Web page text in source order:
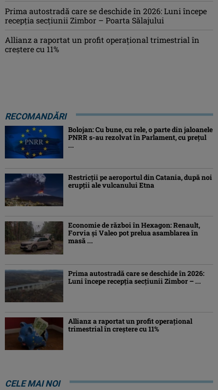
Prima autostradă care se deschide în 2026: Luni începe
recepția secțiunii Zimbor – Poarta Sălajului
Allianz a raportat un profit operaţional trimestrial în
creștere cu 11%
RECOMANDĂRI
Bolojan: Cu bune, cu rele, o parte din jaloanele
PNRR s-au rezolvat în Parlament, cu preţul
...
Restricții pe aeroportul din Catania, după noi
erupții ale vulcanului Etna
Economie de război în Hexagon: Renault,
Forvia și Valeo pot prelua asamblarea în
masă ...
Prima autostradă care se deschide în 2026:
Luni începe recepția secțiunii Zimbor – ...
Allianz a raportat un profit operaţional
trimestrial în creștere cu 11%
CELE MAI NOI